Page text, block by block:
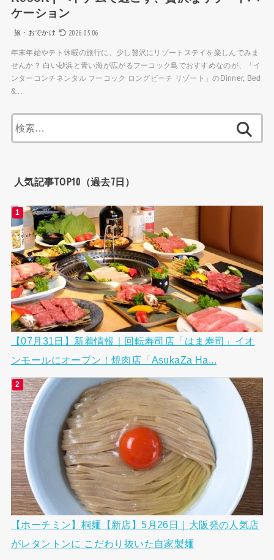
ケーション
旅・おでかけ 2026.05.06
年末年始やテト休暇の旅行に、少し贅沢にリゾートステイを楽しんでみま
せんか？ 白い砂浜と青い海が広がるフーコック島でおすすめなのが、「イ
ンターコンチネンタル フーコック ロングビーチ リゾート」のDinner, Bed
&...
索:
人気記事TOP10（過去7日）
【07月31日】新着情報｜回転寿司店「はま寿司」イオ
ンモールにオープン！焼肉店「AsukaZa Ha...
【ホーチミン】桐麺【新店】5月26日｜大阪発の人気店
がレタントンに こだわり抜いた自家製麺